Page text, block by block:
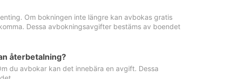
Om bokningen inte längre kan avbokas gratis
Dessa avbokningsavgifter bestäms av boendet
återbetalning?
du avbokar kan det innebära en avgift. Dessa